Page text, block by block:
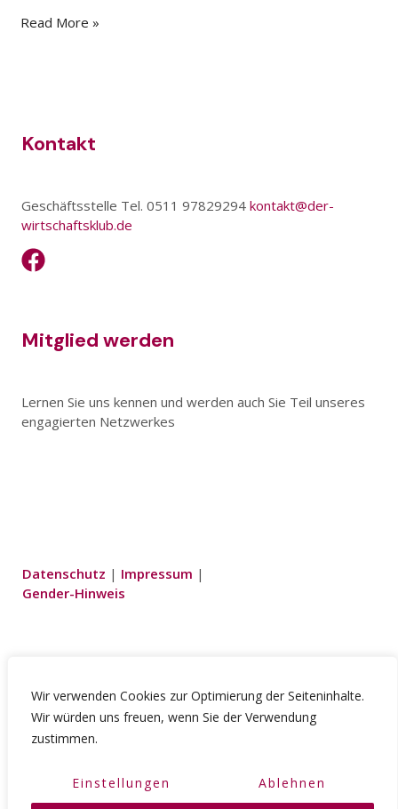
Wir verwenden Cookies zur Optimierung der Seiteninhalte.
Wir würden uns freuen, wenn Sie der Verwendung
zustimmen.
Einstellungen Ablehnen
Read More »
Kontakt
Geschäftsstelle Tel. 0511 97829294 kontakt@der-
wirtschaftsklub.de
Mitglied werden
Lernen Sie uns kennen und werden auch Sie Teil unseres
engagierten Netzwerkes
Datenschutz | Impressum |
Gender-Hinweis
Mitglieder